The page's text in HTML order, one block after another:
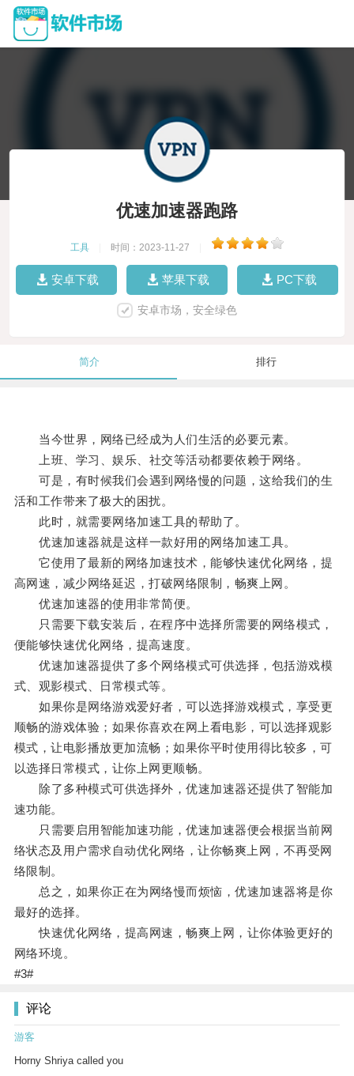
优速加速器跑路
工具 时间：2023-11-27
安卓下载 苹果下载 PC下载
安卓市场，安全绿色
简介 排行
当今世界，网络已经成为人们生活的必要元素。
上班、学习、娱乐、社交等活动都要依赖于网络。
可是，有时候我们会遇到网络慢的问题，这给我们的生
活和工作带来了极大的困扰。
此时，就需要网络加速工具的帮助了。
优速加速器就是这样一款好用的网络加速工具。
它使用了最新的网络加速技术，能够快速优化网络，提
高网速，减少网络延迟，打破网络限制，畅爽上网。
优速加速器的使用非常简便。
只需要下载安装后，在程序中选择所需要的网络模式，
便能够快速优化网络，提高速度。
优速加速器提供了多个网络模式可供选择，包括游戏模
式、观影模式、日常模式等。
如果你是网络游戏爱好者，可以选择游戏模式，享受更
顺畅的游戏体验；如果你喜欢在网上看电影，可以选择观影
模式，让电影播放更加流畅；如果你平时使用得比较多，可
以选择日常模式，让你上网更顺畅。
除了多种模式可供选择外，优速加速器还提供了智能加
速功能。
只需要启用智能加速功能，优速加速器便会根据当前网
络状态及用户需求自动优化网络，让你畅爽上网，不再受网
络限制。
总之，如果你正在为网络慢而烦恼，优速加速器将是你
最好的选择。
快速优化网络，提高网速，畅爽上网，让你体验更好的
网络环境。
#3#
评论
游客
Horny Shriya called you